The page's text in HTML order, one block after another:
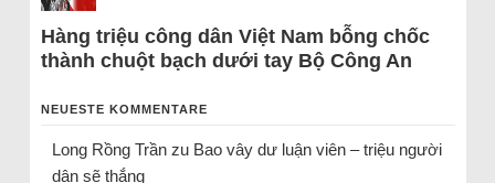
Hàng triệu công dân Việt Nam bỗng chốc
thành chuột bạch dưới tay Bộ Công An
NEUESTE KOMMENTARE
Long Rồng Trầnzu Bao vây dư luận viên – triệu người
dân sẽ thắng